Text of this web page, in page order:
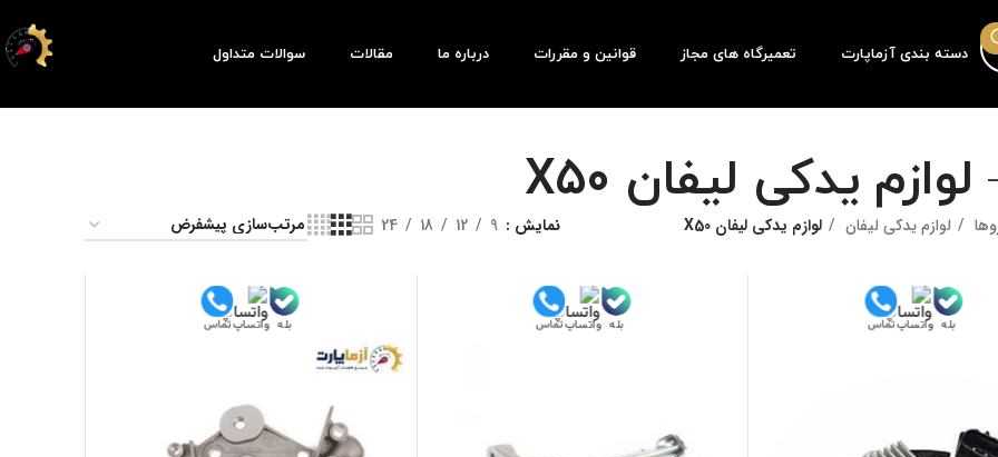
دسته بندی آزماپارت تعمیرگاه های مجاز قوانین و مقررات درباره ما مقالات سوالات متداول
لوازم یدکی لیفان X50
لوازم یدکی لیفان لوازم یدکی لیفان X50 نمایش 9
12
18
24
بله واتساپتماس بله واتساپتماس بله واتساپتماس